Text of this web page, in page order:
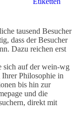
tausend Besucher
dass der Besucher
Dazu reichen erst
sich auf der wein-wg
Philosophie in
bis hin zur
und die
direkt mit